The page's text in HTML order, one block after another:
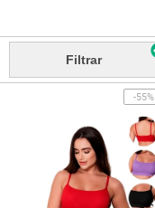
Filtrar
-55%